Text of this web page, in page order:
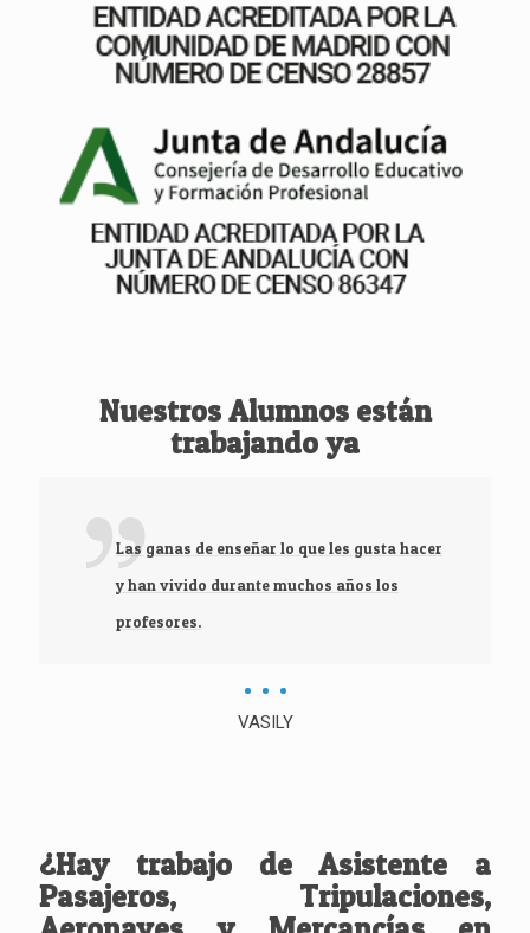
Nuestros Alumnos están
trabajando ya
Las ganas de enseñar lo que les gusta hacer
y han vivido durante muchos años los
profesores.
VASILY
¿Hay trabajo de Asistente a
Pasajeros, Tripulaciones,